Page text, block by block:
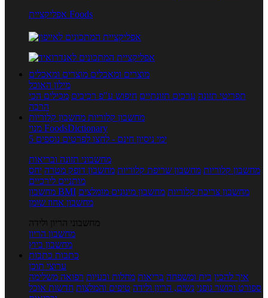
אפליקציית Foods
מוצרים ומאכלים מוצרים ומאכלים
מילון האוכל
תפריטי תזונה ערכים תזונתיים חיפוש ע"פ רכיבים מכילים הכי
הרבה
מחשבון קלוריות מחשבון קלוריות
מנוי FoodsDictionary
5 ימי ניסיון חינם - לחצו לפרטים נוספים
מחשבוני תזונה ובריאות
מחשבון קלוריות מחשבון שריפת קלוריות מחשבון דופק מטרה יחס
מותניים לירכיים
מחשבון BMI
מחשבון צריכת קלוריות מחשבון מינונים מומלצים
מחשבון אחוז שומן
מחשבוני הריון ולידה
מחשבון הריון
מחשבון ביוץ
כתבות כתבות
ערוצי תוכן
איך להכין בית ומשפחה בריאות מחלות ובעיות רפואה משלימה
ספורט וכושר גופני נשים, הריון ולידה טיפים והמלצות חדשות אוכל